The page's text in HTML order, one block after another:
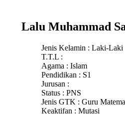
Lalu Muhammad
Jenis Kelamin : Laki-Laki
T.T.L :
Agama : Islam
Pendidikan : S1
Jurusan :
Status : PNS
Jenis GTK : Guru
Keaktifan : Mutasi